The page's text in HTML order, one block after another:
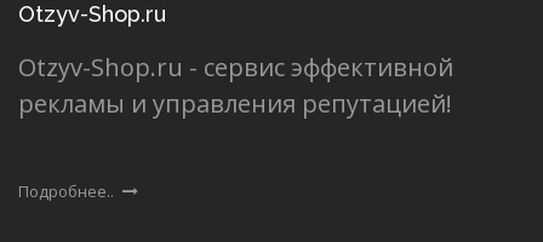
Otzyv-Shop.ru
Otzyv-Shop.ru - сервис эффективной
рекламы и управления репутацией!
Подробнее..